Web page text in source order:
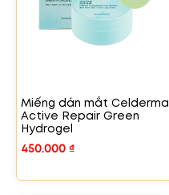
Miếng dán mắt Celderma
Active Repair Green
Hydrogel
450.000 ₫